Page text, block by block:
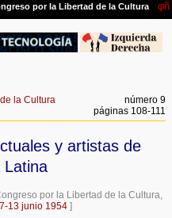
la Cultura
número 9
páginas 108-111
y artistas de
Latina
por la Libertad de la Cultura,
7-13 junio 1954 ]